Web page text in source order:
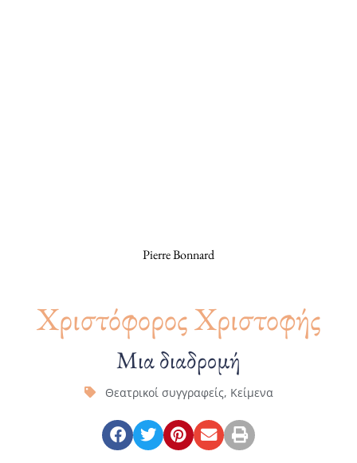
Pierre Bonnard
Χριστόφορος Χριστοφής
Μια διαδρομή
Θεατρικοί συγγραφείς, Κείμενα